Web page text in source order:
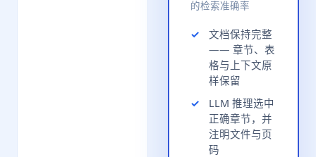
的检索准确率
文档保持完整
—— 章节、表
格与上下文原
样保留
LLM 推理选中
正确章节，并
注明文件与页
码